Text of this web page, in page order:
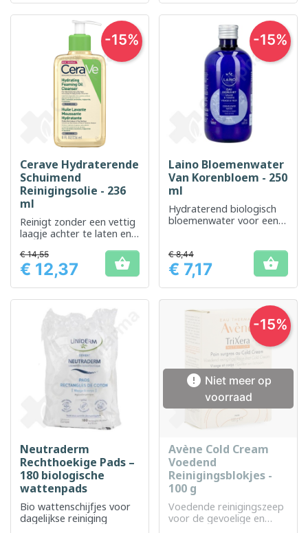
Cerave Hydraterende
Schuimend
Reinigingsolie - 236
ml
Reinigt zonder een vettig
laagje achter te laten en
droge en gevoelige huid
Prijs
€ 14,55
€ 12,37 
-15%
Laino Bloemenwater
Van Korenbloem - 250
ml
Hydraterend biologisch
bloemenwater voor een
Prijs
€ 8,44
€ 7,17 
-15%
Neutraderm
Rechthoekige Pads –
180 biologische
wattenpads
Bio wattenschijfjes voor
dagelijkse reiniging
 Niet meer op
voorraad
Avène Cold Cream
Voedend
Reinigingsblokjes -
100 g
Voedende reinigingszeep
voor de gevoelige en
-15%